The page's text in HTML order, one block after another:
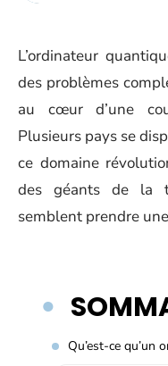
L’ordinateur
des problèmes
au cœur d’une
Plusieurs pays se
ce domaine
des géants de la
semblent prendre
Qu’est-ce qu’un